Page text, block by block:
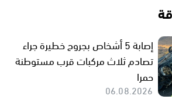
إصابة 5 أشخاص بجروح خطيرة جراء
تصادم ثلاث مركبات قرب مستوطنة
حمرا
06.08.2026